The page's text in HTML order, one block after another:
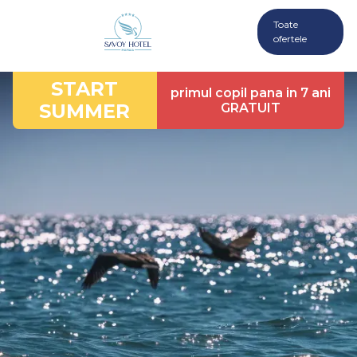
Toate
ofertele
START
SUMMER
primul copil pana in 7 ani
GRATUIT